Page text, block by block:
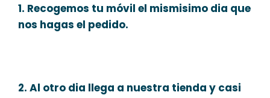
1. Recogemos tu móvil el mismisimo dia que
nos hagas el pedido.
2. Al otro dia llega a nuestra tienda y casi